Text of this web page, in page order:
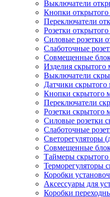
Выключатели
Кнопки
Переключатели
Розетки
Силовые розетки
Слаботочные
Совмещенные
Изделия скрытого
Выключатели
Датчики скрытого
Кнопки скрытого
Переключатели
Розетки скрытого
Силовые розетки
Слаботочные
Светорегуляторы
Совмещенные
Таймеры
Терморегуляторы
Коробки
Аксессуары для
Коробки